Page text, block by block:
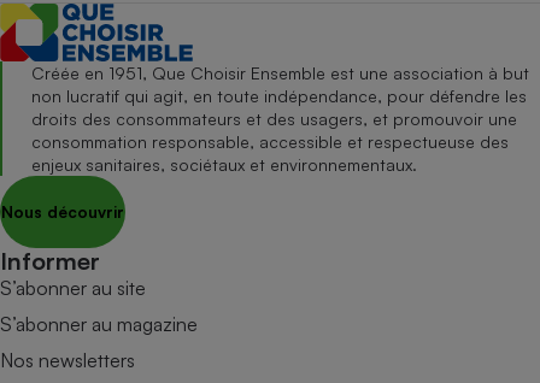
Créée en 1951, Que Choisir Ensemble est une association à but
non lucratif qui agit, en toute indépendance, pour défendre les
droits des consommateurs et des usagers, et promouvoir une
consommation responsable, accessible et respectueuse des
enjeux sanitaires, sociétaux et environnementaux.
Nous découvrir
Informer
S’abonner au site
S’abonner au magazine
Nos newsletters